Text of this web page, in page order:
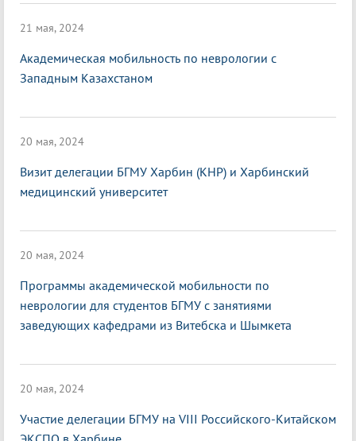
21 мая, 2024
Академическая мобильность по неврологии с
Западным Казахстаном
20 мая, 2024
Визит делегации БГМУ Харбин (КНР) и Харбинский
медицинский университет
20 мая, 2024
Программы академической мобильности по
неврологии для студентов БГМУ с занятиями
заведующих кафедрами из Витебска и Шымкета
20 мая, 2024
Участие делегации БГМУ на VIII Российского-Китайском